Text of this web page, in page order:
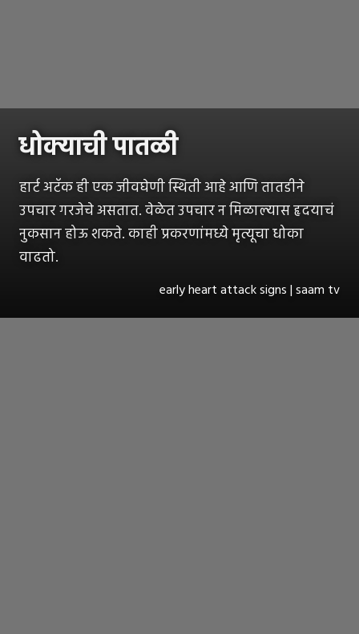
धोक्याची पातळी
हार्ट अटॅक ही एक जीवघेणी स्थिती आहे आणि तातडीने
उपचार गरजेचे असतात. वेळेत उपचार न मिळाल्यास हृदयाचं
नुकसान होऊ शकते. काही प्रकरणांमध्ये मृत्यूचा धोका
वाढतो.
early heart attack signs | saam tv